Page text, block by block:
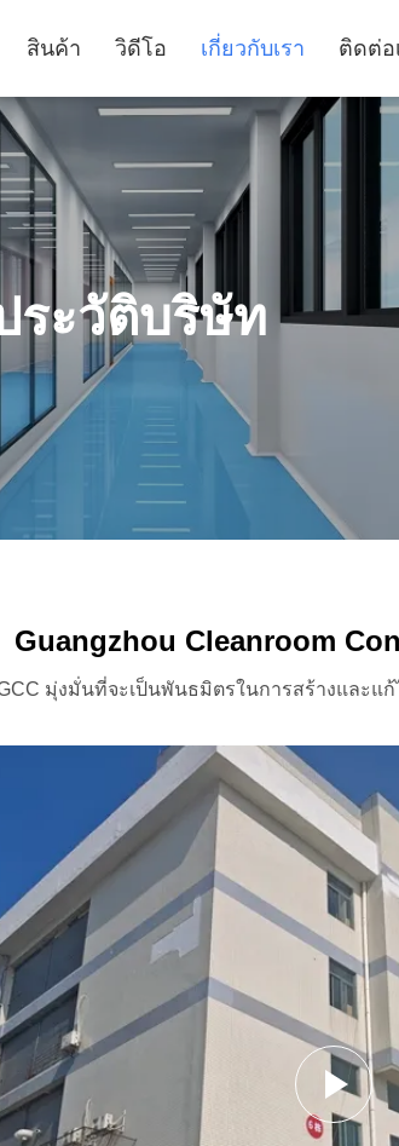
สินค้า วิดีโอ เกี่ยวกับเรา ติดต่อ
ระวัติบริษัท
Guangzhou Cleanroom
มุ่งมั่นที่จะเป็นพันธมิตรในการสร้างและแ